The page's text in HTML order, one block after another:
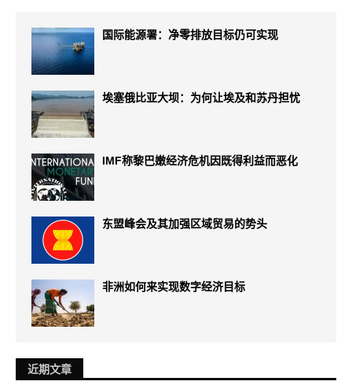
国际能源署：净零排放目标仍可实现
埃塞俄比亚大坝：为何让埃及和苏丹担忧
IMF称黎巴嫩经济危机因既得利益而恶化
东盟峰会及其加强区域贸易的势头
非洲如何来实现数字经济目标
近期文章